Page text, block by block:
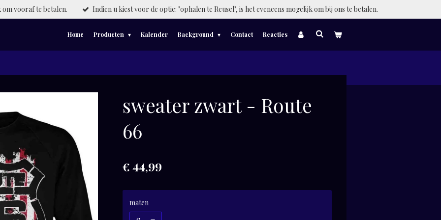
vooraf te betalen. Indien u kiest voor de optie: "ophalen te Reusel", is het eveneens mogelijk om bij ons te betalen.
Home Producten Kalender Background Contact Reacties
sweater zwart - Route
66
€ 44,99
maten